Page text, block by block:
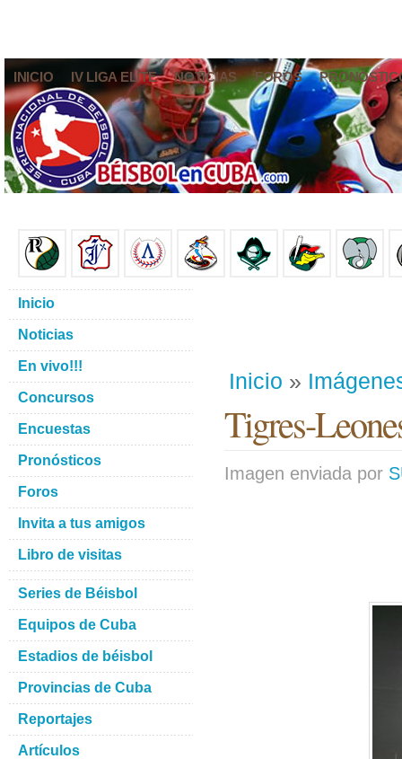
INICIO IV LIGA ELITE NOTICIAS FOROS
Inicio »
Tigres-
Imagen enviada por
Inicio
Noticias
En vivo!!!
Concursos
Encuestas
Pronósticos
Foros
Invita a tus amigos
Libro de visitas
Series de Béisbol
Equipos de Cuba
Estadios de béisbol
Provincias de Cuba
Reportajes
Artículos